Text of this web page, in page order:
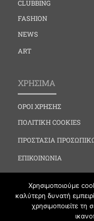
CLUBBING
FASHION
NEWS
ART
ΧΡΗΣΙΜΑ
ΟΡΟΙ ΧΡΗΣΗΣ
ΠΟΛΙΤΙΚΗ COOKIES
ΠΡΟΣΤΑΣΙΑ
ΕΠΙΚΟΙΝΩΝΙΑ
Χρησιμοποιούμε
καλύτερη δυνατή
χρησιμοποιείτε τη